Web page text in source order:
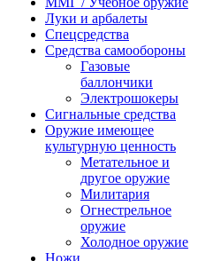
Луки и арбалеты
Спецсредства
Средства самообороны
Газовые
баллончики
Электрошокеры
Сигнальные средства
Оружие имеющее
культурную ценность
Метательное и
другое оружие
Милитария
Огнестрельное
оружие
Холодное оружие
Ножи